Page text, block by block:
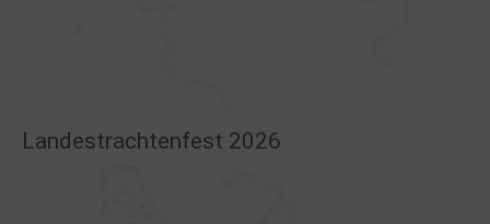
Landestrachtenfest 2026